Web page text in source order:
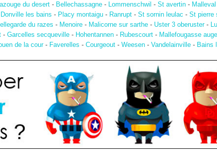
du desert - Bellechassagne - Lommenschwil - St avertin - Malleval
Donville les bains - Placy montaigu - Ranrupt - St sornin leulac - St pierre
du razes - Menoire- Malicorne sur sarthe- Uster 3 oberuster-
- Garcelles secqueville- Hohentannen- Rubescourt- Mallefougasse
de la cour- Faverelles - Courgeout - Weesen - Vandelainville - Bains